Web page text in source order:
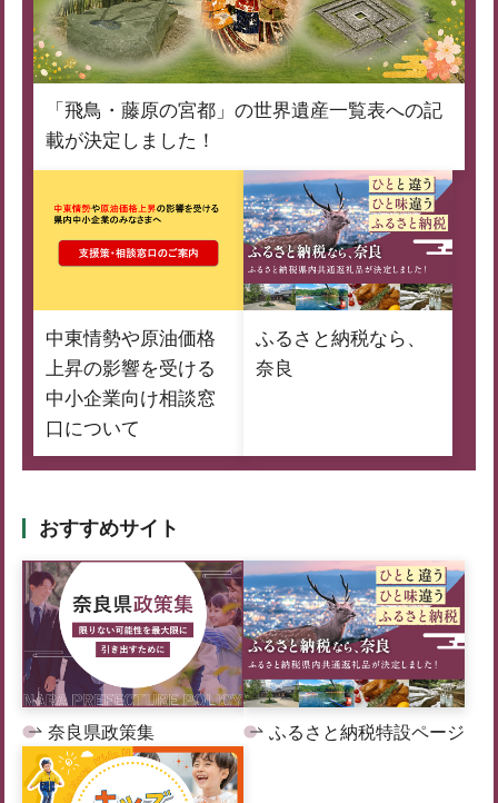
「飛鳥・藤原の宮都」の世界遺産一覧表への記
載が決定しました！
中東情勢や原油価格
上昇の影響を受ける
中小企業向け相談窓
口について
ふるさと納税なら、
奈良
おすすめサイト
奈良県政策集 ふるさと納税特設ページ